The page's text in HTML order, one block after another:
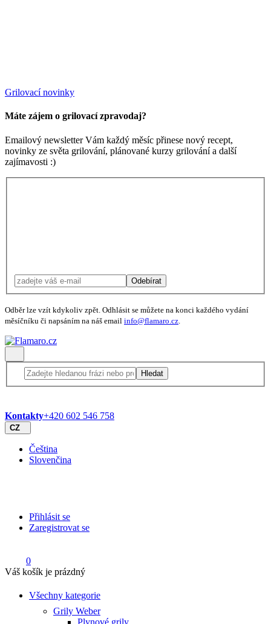
Grilovací novinky
Máte zájem o grilovací zpravodaj?
Emailový newsletter Vám každý měsíc přinese nový recept,
novinky ze světa grilování, plánované kurzy grilování a další
zajímavosti :)
Odebírat
Odběr lze vzít kdykoliv zpět. Odhlásit se můžete na konci každého vydání
měsíčníku či napsáním na náš email info@flamaro.cz.
Hledat
Kontakty+420 602 546 758
CZ
Čeština
Slovenčina
Přihlásit se
Zaregistrovat se
0
Váš košík je prázdný
Všechny kategorie
Grily Weber
Plynové grily